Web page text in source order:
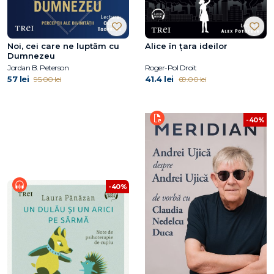
Noi, cei care ne luptăm cu
Dumnezeu
Jordan B. Peterson
57 lei 95.00 lei
Alice în țara ideilor
Roger-Pol Droit
41.4 lei 69.00 lei
-40%
-40%